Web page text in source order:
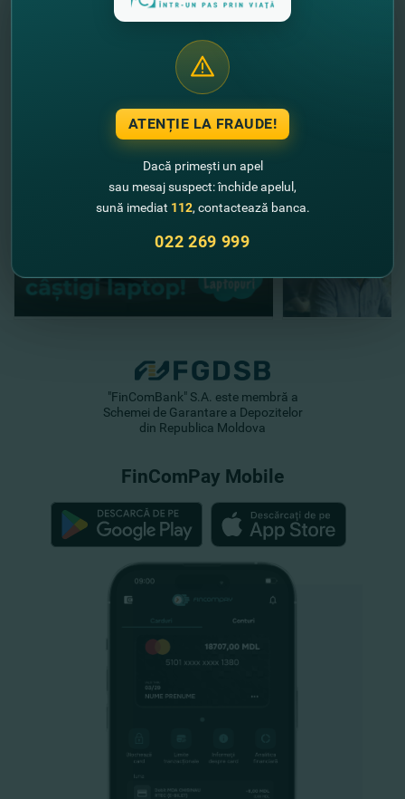
"FinComBank" S.A. este membră a
Schemei de Garantare a Depozitelor
din Republica Moldova
FinComPay Mobile
ATENȚIE LA FRAUDE!
Dacă primești un apel
sau mesaj suspect: închide apelul,
sună imediat 112, contactează banca.
022 269 999